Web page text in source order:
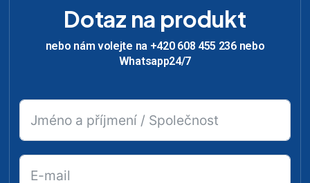
Dotaz na produkt
nebo nám volejte na +420 608 455 236 nebo
Whatsapp24/7